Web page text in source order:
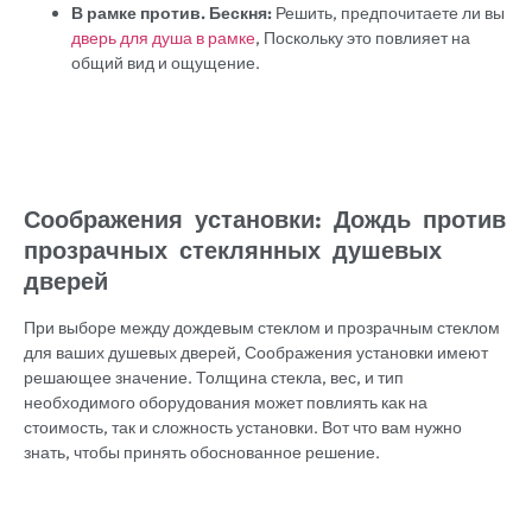
В рамке против. Бескня: Решить, предпочитаете ли вы
дверь для душа в рамке, Поскольку это повлияет на
общий вид и ощущение.
Соображения установки: Дождь против
прозрачных стеклянных душевых
дверей
При выборе между дождевым стеклом и прозрачным стеклом
для ваших душевых дверей, Соображения установки имеют
решающее значение. Толщина стекла, вес, и тип
необходимого оборудования может повлиять как на
стоимость, так и сложность установки. Вот что вам нужно
знать, чтобы принять обоснованное решение.